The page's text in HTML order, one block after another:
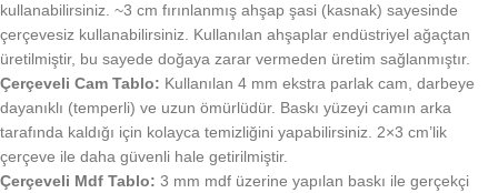
kullanabilirsiniz. ~3 cm fırınlanmış ahşap şasi (kasnak) sayesinde
çerçevesiz kullanabilirsiniz. Kullanılan ahşaplar endüstriyel ağaçtan
üretilmiştir, bu sayede doğaya zarar vermeden üretim sağlanmıştır.
Çerçeveli Cam Tablo: Kullanılan 4 mm ekstra parlak cam, darbeye
dayanıklı (temperli) ve uzun ömürlüdür. Baskı yüzeyi camın arka
tarafında kaldığı için kolayca temizliğini yapabilirsiniz. 2×3 cm’lik
çerçeve ile daha güvenli hale getirilmiştir.
Çerçeveli Mdf Tablo: 3 mm mdf üzerine yapılan baskı ile gerçekçi